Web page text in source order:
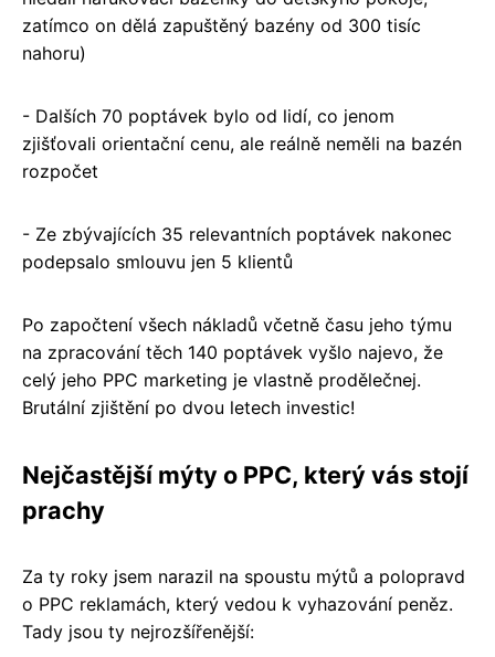
zatímco on dělá zapuštěný bazény od 300 tisíc
nahoru)
- Dalších 70 poptávek bylo od lidí, co jenom
zjišťovali orientační cenu, ale reálně neměli na bazén
rozpočet
- Ze zbývajících 35 relevantních poptávek nakonec
podepsalo smlouvu jen 5 klientů
Po započtení všech nákladů včetně času jeho týmu
na zpracování těch 140 poptávek vyšlo najevo, že
celý jeho PPC marketing je vlastně prodělečnej.
Brutální zjištění po dvou letech investic!
Nejčastější mýty o PPC, který vás stojí
prachy
Za ty roky jsem narazil na spoustu mýtů a polopravd
o PPC reklamách, který vedou k vyhazování peněz.
Tady jsou ty nejrozšířenější: